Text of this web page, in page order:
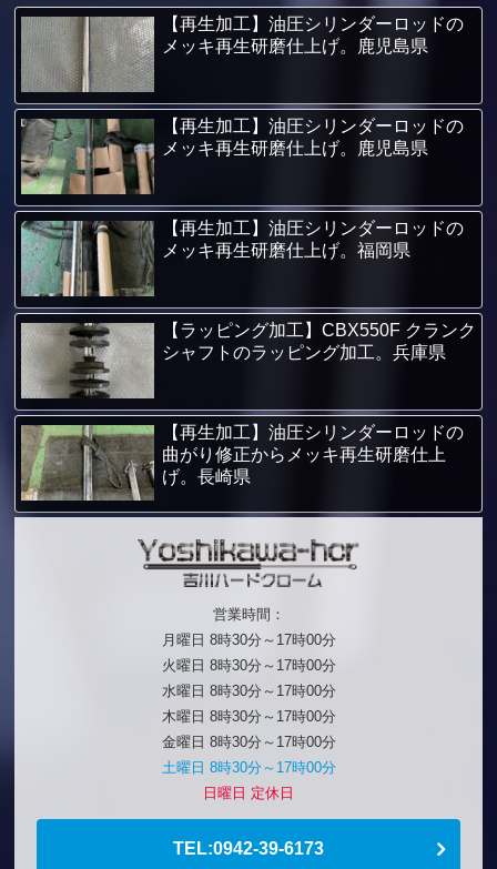
【再生加工】油圧シリンダーロッドの
メッキ再生研磨仕上げ。鹿児島県
【再生加工】油圧シリンダーロッドの
メッキ再生研磨仕上げ。鹿児島県
【再生加工】油圧シリンダーロッドの
メッキ再生研磨仕上げ。福岡県
【ラッピング加工】CBX550F クランク
シャフトのラッピング加工。兵庫県
【再生加工】油圧シリンダーロッドの
曲がり修正からメッキ再生研磨仕上
げ。長崎県
営業時間：
月曜日 8時30分～17時00分
火曜日 8時30分～17時00分
水曜日 8時30分～17時00分
木曜日 8時30分～17時00分
金曜日 8時30分～17時00分
土曜日 8時30分～17時00分
日曜日 定休日
TEL:0942-39-6173